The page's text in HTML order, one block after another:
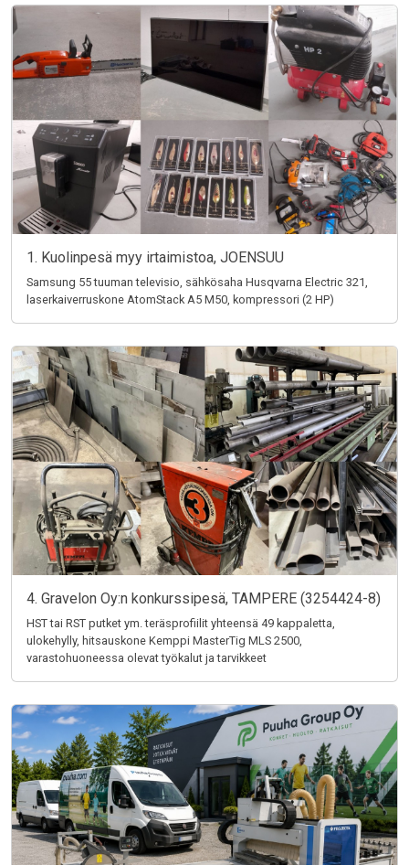
1. Kuolinpesä myy irtaimistoa, JOENSUU
Samsung 55 tuuman televisio, sähkösaha Husqvarna Electric 321,
laserkaiverruskone AtomStack A5 M50, kompressori (2 HP)
4. Gravelon Oy:n konkurssipesä, TAMPERE (3254424-8)
HST tai RST putket ym. teräsprofiilit yhteensä 49 kappaletta,
ulokehylly, hitsauskone Kemppi MasterTig MLS 2500,
varastohuoneessa olevat työkalut ja tarvikkeet